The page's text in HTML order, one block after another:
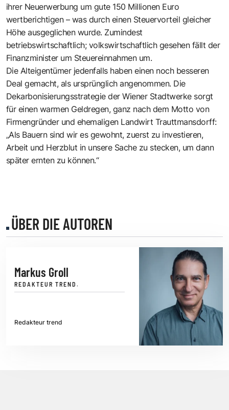
ihrer Neuerwerbung um gute 150 Millionen Euro
wertberichtigen – was durch einen Steuervorteil gleicher
Höhe ausgeglichen wurde. Zumindest
betriebswirtschaftlich; volkswirtschaftlich gesehen fällt der
Finanzminister um Steuereinnahmen um.
Die Alteigentümer jedenfalls haben einen noch besseren
Deal gemacht, als ursprünglich angenommen. Die
Dekarbonisierungsstrategie der Wiener Stadtwerke sorgt
für einen warmen Geldregen, ganz nach dem Motto von
Firmengründer und ehemaligen Landwirt Trauttmansdorff:
„Als Bauern sind wir es gewohnt, zuerst zu investieren,
Arbeit und Herzblut in unsere Sache zu stecken, um dann
später ernten zu können.“
ÜBER DIE AUTOREN
Markus Groll
REDAKTEUR TREND.
Redakteur trend